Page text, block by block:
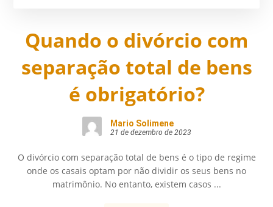
Quando o divórcio com
separação total de bens
é obrigatório?
Mario Solimene
21 de dezembro de 2023
O divórcio com separação total de bens é o tipo de regime
onde os casais optam por não dividir os seus bens no
matrimônio. No entanto, existem casos ...